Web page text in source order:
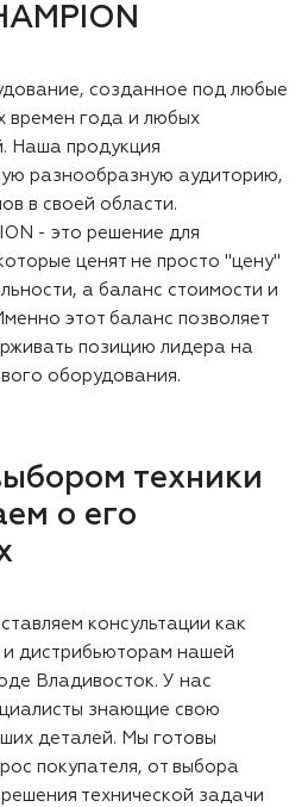
созданное под любые
времен года и любых
Наша продукция
разнообразную аудиторию,
в своей области.
- это решение для
ценят не просто "цену"
а баланс стоимости и
этот баланс позволяет
позицию лидера на
оборудования.
техники
о его
консультации как
и дистрибьюторам нашей
Владивосток. У нас
знающие свою
деталей. Мы готовы
покупателя, от выбора
технической задачи